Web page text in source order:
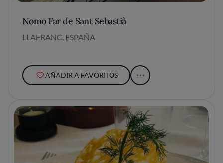
Nomo Far de Sant Sebastià
LLAFRANC, ESPAÑA
AÑADIR A FAVORITOS